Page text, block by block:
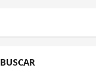
BUSCAR